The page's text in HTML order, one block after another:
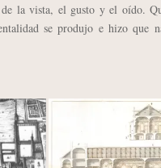
la vista, el gusto y el oído.
se produjo e hizo que